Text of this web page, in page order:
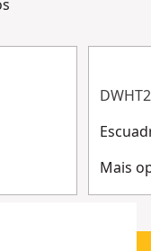
de
Sim
relevantes.
Mais